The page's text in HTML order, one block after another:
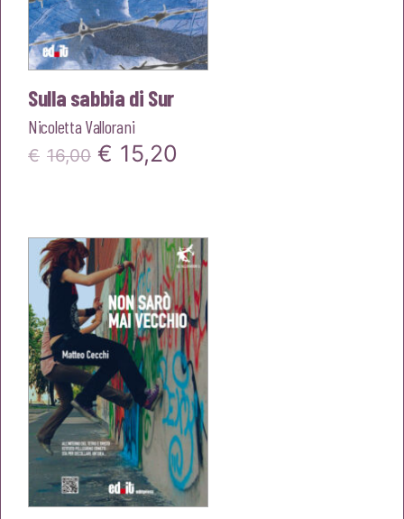
Sulla sabbia di Sur
Nicoletta Vallorani
€ 16,00 Il
era:
€16,00.
€ 15,20
è:
€15,20.